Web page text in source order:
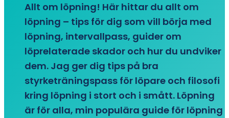
Allt om löpning! Här hittar du allt om
löpning – tips för dig som vill börja med
löpning, intervallpass, guider om
löprelaterade skador och hur du undviker
dem. Jag ger dig tips på bra
styrketräningspass för löpare och filosofi
kring löpning i stort och i smått. Löpning
är för alla, min populära guide för löpning